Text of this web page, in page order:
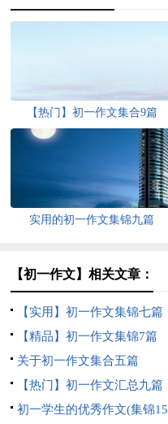
【热门】初一作文集合9篇
实用的初一作文集锦九篇
【初一作文】相关文章：
【实用】初一作文集锦七篇
【精品】初一作文集锦7篇
关于初一作文集合五篇
【热门】初一作文汇总九篇
初一学生的优秀作文(集锦15